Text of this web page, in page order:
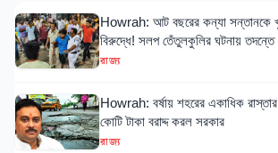
Howrah: আট বছরের কন্যা সন্তানকে
বিরুদ্ধে! সলপ তেঁতুলকুলির ঘটনায় তদন্তে
রাজ্য
Howrah: বর্ষায় শহরের একাধিক
কোটি টাকা বরাদ্দ করল সরকার
রাজ্য